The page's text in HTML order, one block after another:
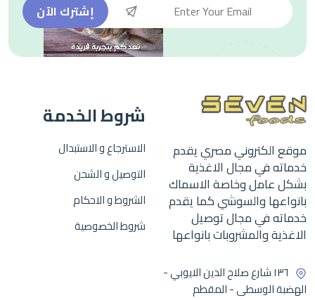
إشترك الآن
موقع الكتروني مصري يقدم
خدماته في مجال الاغذية
بشكل عامل وخاصة الاسماك
بانواعها والسوشي كما يقدم
خدماته في مجال توصيل
الاغذية والمشروبات بانواعها
١٣٦ شارع صلاح الدين الايوبي -
الهضبة الوسطى - المقطم
شروط الخدمة
الاسترجاع و الاستبدال
التوصيل و الشحن
الشروط و الاحكام
شروط الخصوصية